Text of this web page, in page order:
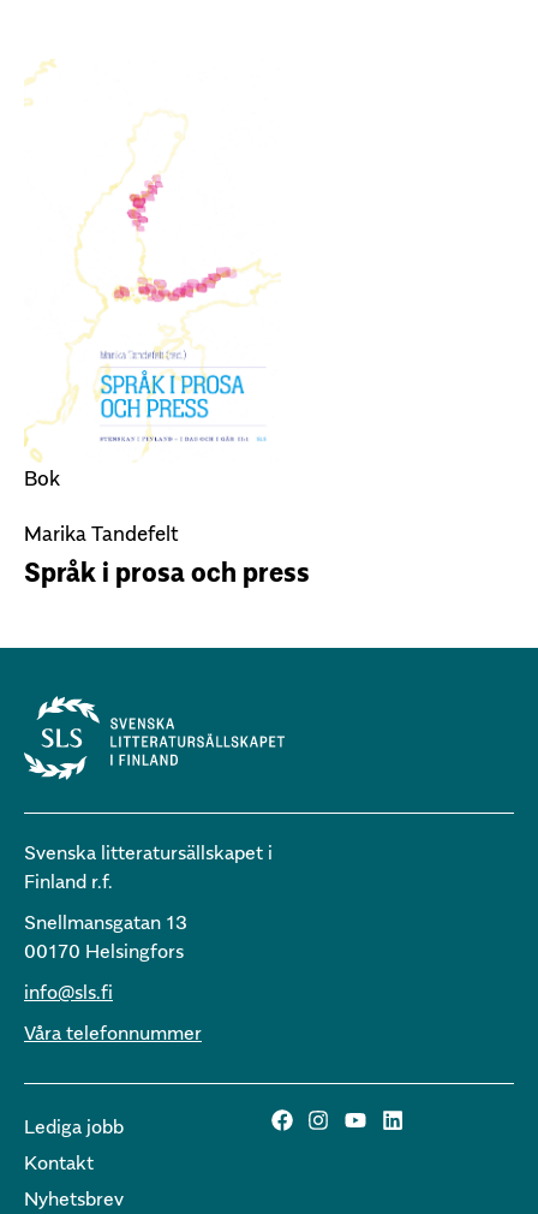
Bok
Marika Tandefelt
Språk i prosa och press
Svenska litteratursällskapet i
Finland r.f.
Snellmansgatan 13
00170 Helsingfors
info@sls.fi
Våra telefonnummer
Lediga jobb
Kontakt
Nyhetsbrev